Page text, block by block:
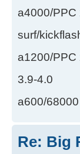
a4000/PPC
surf/
a1200/PPC
3.9-4.0
a600/
Re: Big